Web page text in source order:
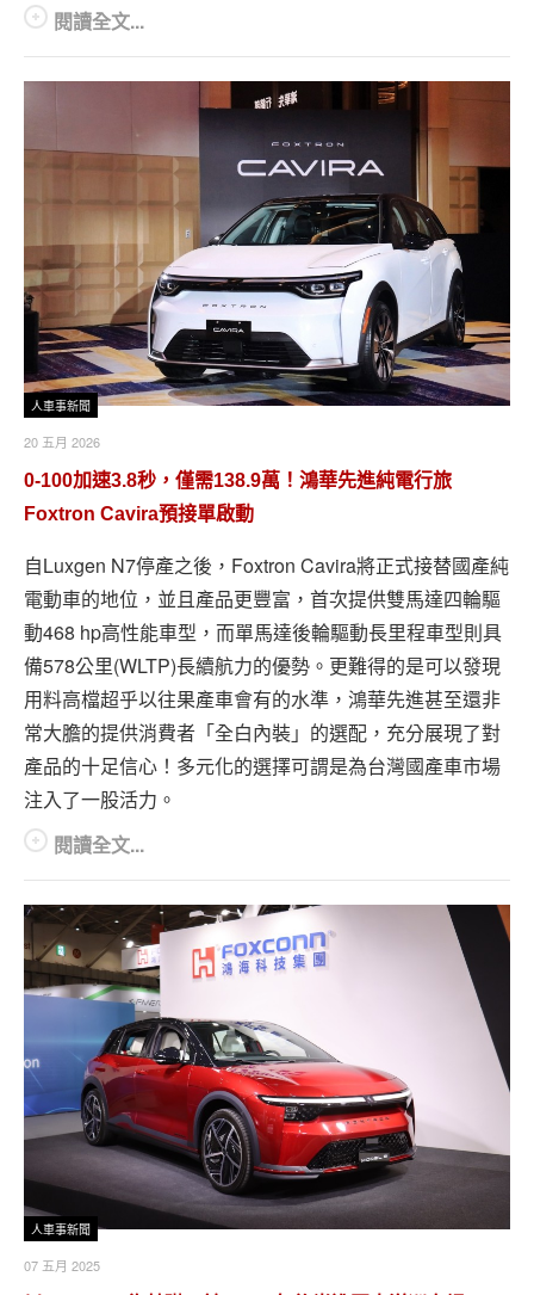
閱讀全文...
人車事新聞
20 五月 2026
0-100加速3.8秒，僅需138.9萬！鴻華先進純電行旅
Foxtron Cavira預接單啟動
自Luxgen N7停產之後，Foxtron Cavira將正式接替國產純
電動車的地位，並且產品更豐富，首次提供雙馬達四輪驅
動468 hp高性能車型，而單馬達後輪驅動長里程車型則具
備578公里(WLTP)長續航力的優勢。更難得的是可以發現
用料高檔超乎以往果產車會有的水準，鴻華先進甚至還非
常大膽的提供消費者「全白內裝」的選配，充分展現了對
產品的十足信心！多元化的選擇可謂是為台灣國產車市場
注入了一股活力。
閱讀全文...
人車事新聞
07 五月 2025